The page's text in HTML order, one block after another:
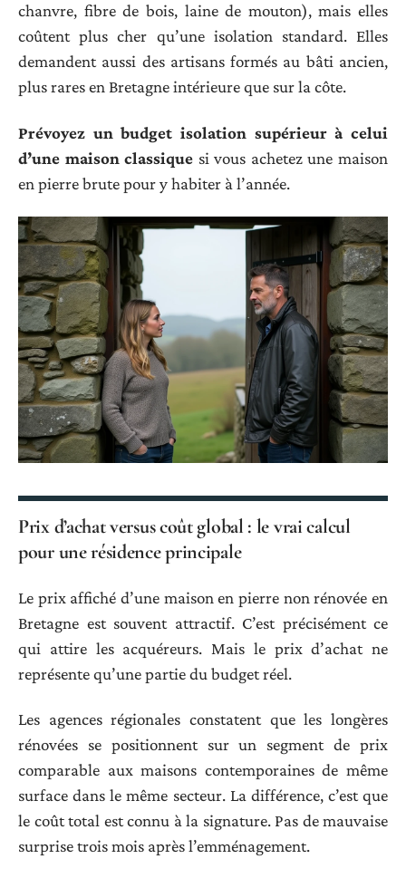
chanvre, fibre de bois, laine de mouton), mais elles
coûtent plus cher qu’une isolation standard. Elles
demandent aussi des artisans formés au bâti ancien,
plus rares en Bretagne intérieure que sur la côte.
Prévoyez un budget isolation supérieur à celui
d’une maison classique si vous achetez une maison
en pierre brute pour y habiter à l’année.
Prix d’achat versus coût global : le vrai calcul
pour une résidence principale
Le prix affiché d’une maison en pierre non rénovée en
Bretagne est souvent attractif. C’est précisément ce
qui attire les acquéreurs. Mais le prix d’achat ne
représente qu’une partie du budget réel.
Les agences régionales constatent que les longères
rénovées se positionnent sur un segment de prix
comparable aux maisons contemporaines de même
surface dans le même secteur. La différence, c’est que
le coût total est connu à la signature. Pas de mauvaise
surprise trois mois après l’emménagement.